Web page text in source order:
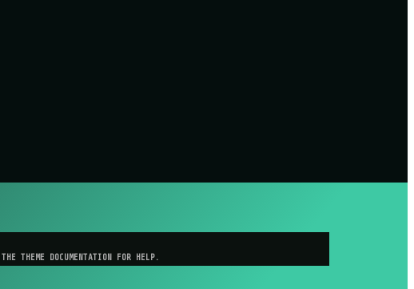
THEME DOCUMENTATION FOR HELP.